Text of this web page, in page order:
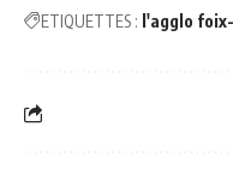
ETIQUETTES : l'agglo